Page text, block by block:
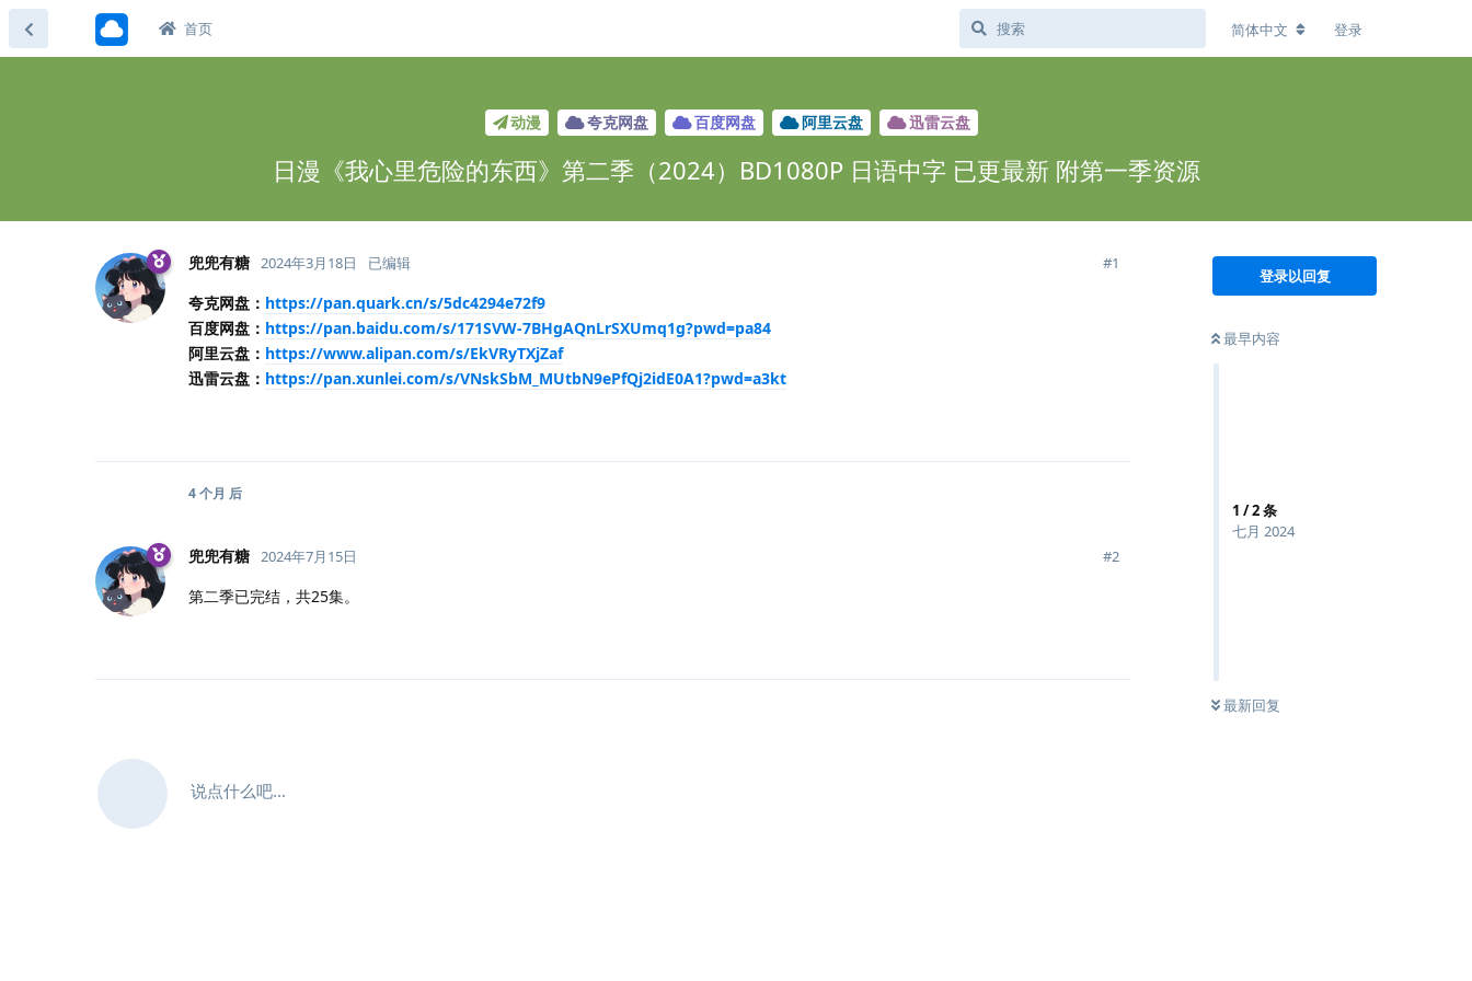
首页 简体中文 登录
动漫 夸克网盘 百度网盘 阿里云盘 迅雷云盘
日漫《我心里危险的东西》第二季（2024）BD1080P 日语中字 已更最新 附第一季资源
登录以回复
最早内容
1 /2条
七月 2024
最新回复
兜兜有糖 2024年3月18日 已编辑 #1
夸克网盘： https://pan.quark.cn/s/5dc4294e72f9
百度网盘： https://pan.baidu.com/s/171SVW-7BHgAQnLrSXUmq1g?pwd=pa84
阿里云盘： https://www.alipan.com/s/EkVRyTXjZaf
迅雷云盘： https://pan.xunlei.com/s/VNskSbM_MUtbN9ePfQj2idE0A1?pwd=a3kt
4 个月 后
兜兜有糖 2024年7月15日 #2
第二季已完结，共25集。
说点什么吧...